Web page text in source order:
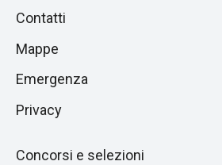
Salta
sezione
Piè
di
pagina
Contatti
Mappe
Emergenza
Privacy
Concorsi e selezioni